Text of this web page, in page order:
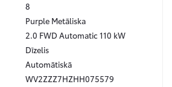
8
Purple Metāliska
2.0 FWD Automatic 110 kW
Dīzelis
Automātiskā
WV2ZZZ7HZHH075579